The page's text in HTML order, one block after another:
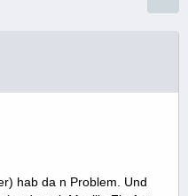
hab da n Problem. Und